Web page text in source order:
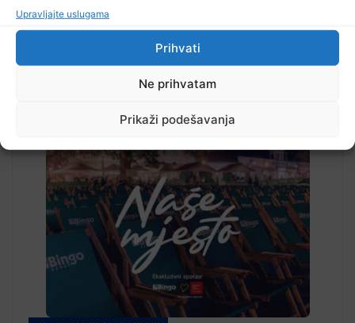
Upravljajte uslugama
Prihvati
Ne prihvatam
Prikaži podešavanja
Pročitajte...